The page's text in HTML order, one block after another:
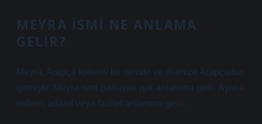
MEYRA ISMI NE ANLAMA
GELIR?
Meyra, Arapça kökenli bir isimdir ve dilimize Arapçadan
girmiştir. Meyra ismi parlayan ışık anlamına gelir. Ayrıca
erdem, adalet veya fazilet anlamına gelir.